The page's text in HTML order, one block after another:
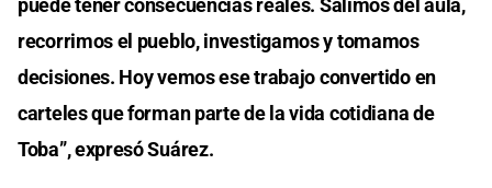
puede tener consecuencias reales. Salimos del aula,
recorrimos el pueblo, investigamos y tomamos
decisiones. Hoy vemos ese trabajo convertido en
carteles que forman parte de la vida cotidiana de
Toba”, expresó Suárez.